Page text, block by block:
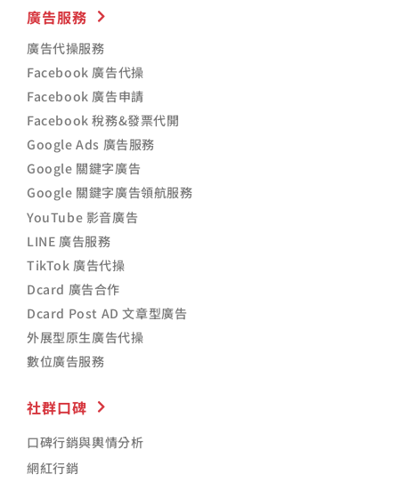
廣告服務
廣告代操服務
Facebook 廣告代操
Facebook 廣告申請
Facebook 稅務&發票代開
Google Ads 廣告服務
Google 關鍵字廣告
Google 關鍵字廣告領航服務
YouTube 影音廣告
LINE 廣告服務
TikTok 廣告代操
Dcard 廣告合作
Dcard Post AD 文章型廣告
外展型原生廣告代操
數位廣告服務
社群口碑
口碑行銷與輿情分析
網紅行銷